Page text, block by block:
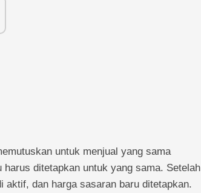
untuk menjual yang sama
ditetapkan untuk yang sama. Setelah
aktif, dan harga sasaran baru ditetapkan.